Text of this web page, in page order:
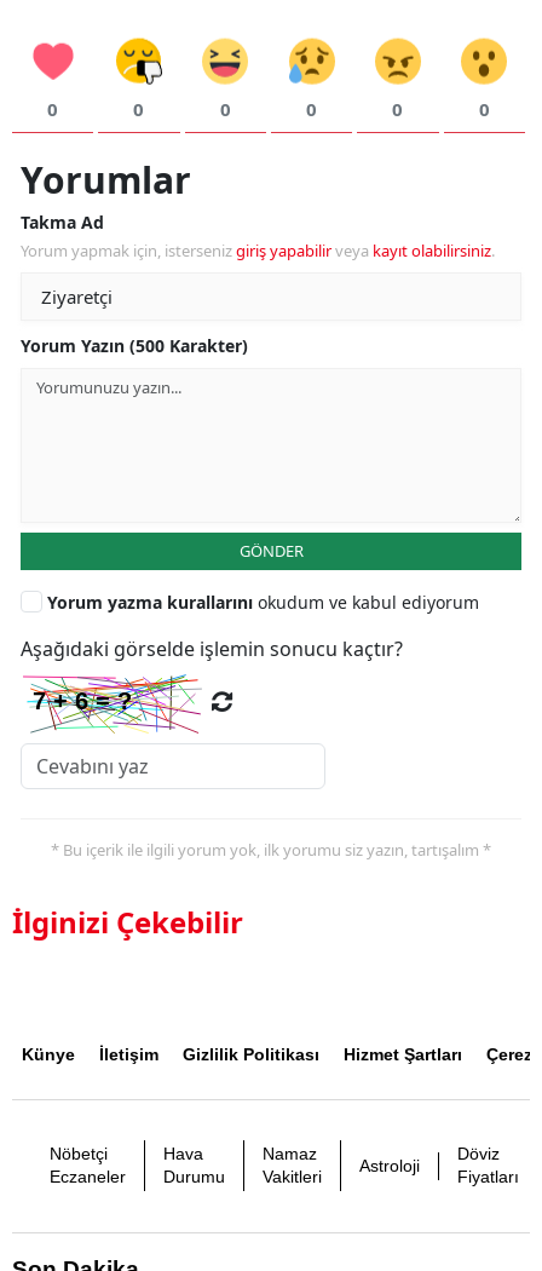
0 0 0 0 0 0
Yorumlar
Takma Ad
Yorum yapmak için, istersenizgiriş yapabilirveya kayıt olabilirsiniz.
Yorum Yazın (500 Karakter)
GÖNDER
Yorum yazma kurallarını okudum ve kabul ediyorum
Aşağıdaki görselde işlemin sonucu kaçtır?
* Bu içerik ile ilgili yorum yok, ilk yorumu siz yazın, tartışalım *
İlginizi Çekebilir
Künye İletişim Gizlilik Politikası Hizmet Şartları Çerez
Nöbetçi
Eczaneler
Hava
Durumu
Namaz
Vakitleri
Astroloji
Döviz
Fiyatları